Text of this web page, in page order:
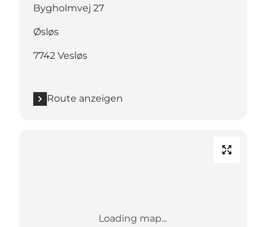
Bygholmvej 27
Øsløs
7742 Vesløs
Route anzeigen
Loading map...